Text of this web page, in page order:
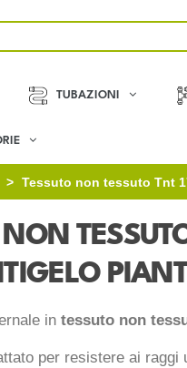
TUBAZIONI
> Tessuto non tessuto Tnt
in tessuto non
per resistere ai